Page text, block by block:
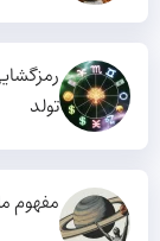
تولد
مفهوم